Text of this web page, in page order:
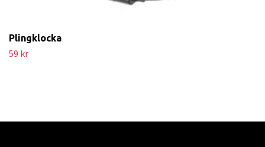
Plingklocka
59 kr